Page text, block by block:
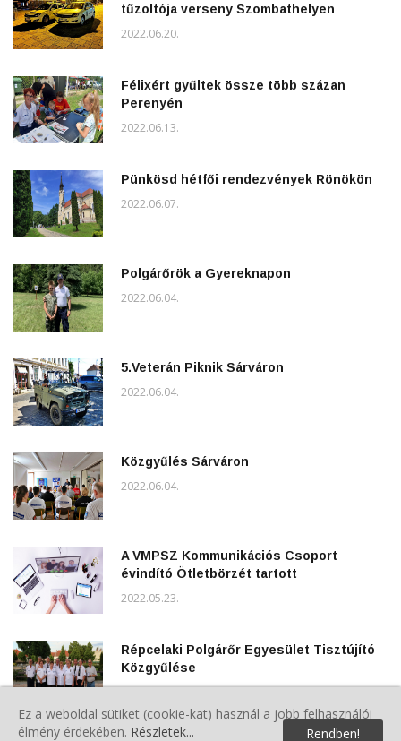
tűzoltója verseny Szombathelyen
2022.06.20.
Félixért gyűltek össze több százan
Perenyén
2022.06.13.
Pünkösd hétfői rendezvények Rönökön
2022.06.07.
Polgárőrök a Gyereknapon
2022.06.04.
5.Veterán Piknik Sárváron
2022.06.04.
Közgyűlés Sárváron
2022.06.04.
A VMPSZ Kommunikációs Csoport
évindító Ötletbörzét tartott
2022.05.23.
Répcelaki Polgárőr Egyesület Tisztújító
Közgyűlése
Ez a weboldal sütiket (cookie-kat) használ a jobb felhasználói
élmény érdekében. Részletek... Rendben!